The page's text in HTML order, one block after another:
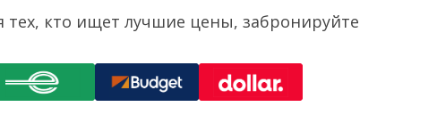
кто ищет лучшие цены, забронируйте